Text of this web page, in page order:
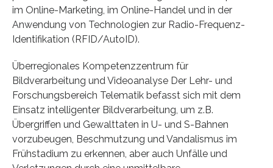
im Online-Marketing, im Online-Handel und in der
Anwendung von Technologien zur Radio-Frequenz-
Identifikation (RFID/AutoID).
Überregionales Kompetenzzentrum für
Bildverarbeitung und Videoanalyse Der Lehr- und
Forschungsbereich Telematik befasst sich mit dem
Einsatz intelligenter Bildverarbeitung, um z.B.
Übergriffen und Gewalttaten in U- und S-Bahnen
vorzubeugen, Beschmutzung und Vandalismus im
Frühstadium zu erkennen, aber auch Unfälle und